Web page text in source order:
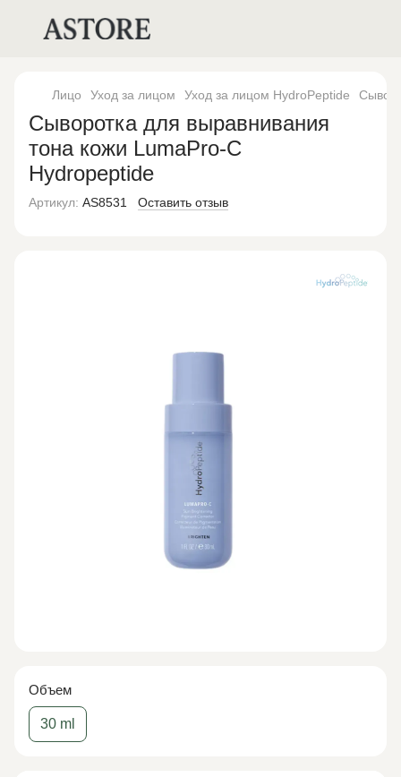
Лицо Уход за лицом Уход за лицом HydroPeptide
Сыворотка для выравнивания
тона кожи LumaPro-C
Hydropeptide
Артикул: AS8531 Оставить отзыв
Объем
30 ml